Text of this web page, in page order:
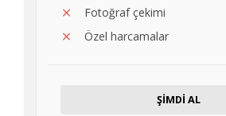
Fotoğraf çekimi
Özel harcamalar
ŞİMDİ AL